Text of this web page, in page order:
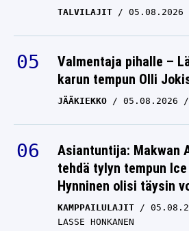
TALVILAJIT 05.08.2026
Valmentaja pihalle –
karun tempun Olli
JÄÄKIEKKO 05.08.2026
Asiantuntija: Makwan
tehdä tylyn tempun
Hynninen olisi täysin
KAMPPAILULAJIT
LASSE HONKANEN